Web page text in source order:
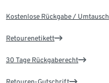
Kostenlose Rückgabe / Umtausch
Retourenetikett
30 Tage Rückgaberecht